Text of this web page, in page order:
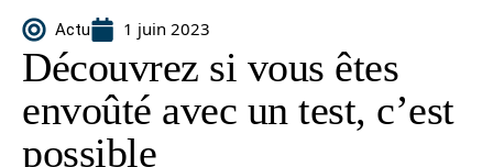
Actu 1 juin 2023
Découvrez si vous êtes
envoûté avec un test, c’est
possible